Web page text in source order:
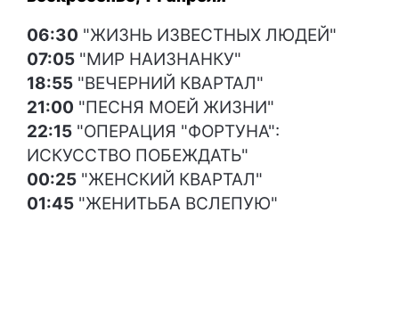
06:30 "ЖИЗНЬ ИЗВЕСТНЫХ ЛЮДЕЙ"
07:05 "МИР НАИЗНАНКУ"
18:55 "ВЕЧЕРНИЙ КВАРТАЛ"
21:00 "ПЕСНЯ МОЕЙ ЖИЗНИ"
22:15 "ОПЕРАЦИЯ "ФОРТУНА":
ИСКУССТВО ПОБЕЖДАТЬ"
00:25 "ЖЕНСКИЙ КВАРТАЛ"
01:45 "ЖЕНИТЬБА ВСЛЕПУЮ"